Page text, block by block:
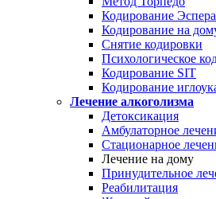
Кодирование
Кодирование на
Снятие кодировки
Психологическое
Кодирование SIT
Кодирование
Лечение алкоголизма
Детоксикация
Амбулаторное
Стационарное
Лечение на дому
Принудительное
Реабилитация